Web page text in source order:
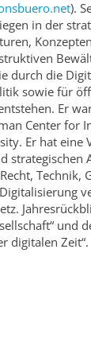
).
in der
durch die
sowie für
Er
Center for
Er hat eine
strategischen
Technik,
und
digitalen Zeit“.